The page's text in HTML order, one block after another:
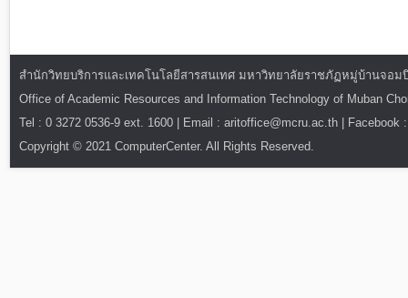
สำนักวิทยบริการและเทคโนโลยีสารสนเทศ มหาวิทยาลัยราชภัฏหมู่บ้านจอ
Office of Academic Resources and Information Technology of Muban
Tel : 0 3272 0536-9 ext. 1600 | Email : aritoffice@mcru.ac.th | Facebook
Copyright © 2021 ComputerCenter. All Rights Reserved.